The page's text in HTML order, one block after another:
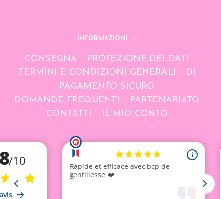
INFORMAZIONI
CONSEGNA
PROTEZIONE DEI DATI
TERMINI E CONDIZIONI GENERALI
DI
PAGAMENTO SICURO
DOMANDE FREQUENTI
PARTENARIATO
CONTATTI
IL MIO CONTO